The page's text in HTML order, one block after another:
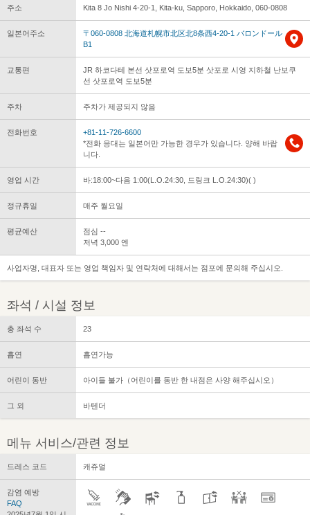
주소 Kita 8 Jo Nishi 4-20-1, Kita-ku, Sapporo, Hokkaido, 060-0808
일본어주소
〒060-0808 北海道札幌市北区北8条西4-20-1 バロンドール
B1
교통편
JR 하코다테 본선 삿포로역 도보5분 삿포로 시영 지하철 난보쿠
선 삿포로역 도보5분
주차 주차가 제공되지 않음
전화번호
+81-11-726-6600
*전화 응대는 일본어만 가능한 경우가 있습니다. 양해 바랍
니다.
영업 시간 바:18:00~다음 1:00(L.O.24:30, 드링크 L.O.24:30)( )
정규휴일 매주 월요일
평균예산
점심 --
저녁 3,000 엔
사업자명, 대표자 또는 영업 책임자 및 연락처에 대해서는 점포에 문의해 주십시오.
좌석 / 시설 정보
총 좌석 수 23
흡연 흡연가능
어린이 동반 아이들 불가（어린이를 동반 한 내점은 사양 해주십시오）
그 외 바텐더
메뉴 서비스/관련 정보
드레스 코드 캐쥬얼
감염 예방
FAQ